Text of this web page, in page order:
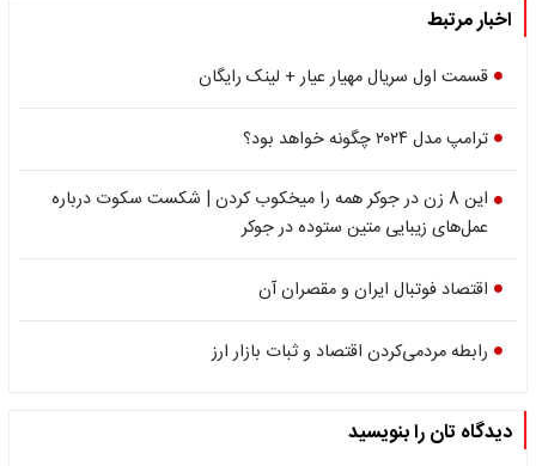
اخبار مرتبط
قسمت اول سریال مهیار عیار + لینک رایگان
ترامپ مدل ۲۰۲۴ چگونه خواهد بود؟
این 8 زن در جوکر همه را میخکوب کردن | شکست سکوت درباره
عمل‌های زیبایی متین ستوده در جوکر
اقتصاد فوتبال ایران و مقصران آن
رابطه مردمی‌کردن اقتصاد و ثبات بازار ارز
دیدگاه تان را بنویسید